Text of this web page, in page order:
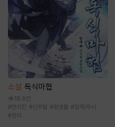
소설 독식마협
18.6만
#먼치킨 #신무협 # 환생물 #검객/무사
#천마